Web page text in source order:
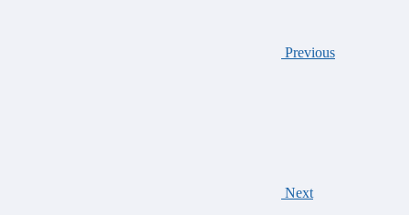
Previous
Next